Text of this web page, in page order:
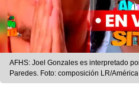
AFHS: Joel Gonzales es interpretado
Paredes. Foto: composición LR/